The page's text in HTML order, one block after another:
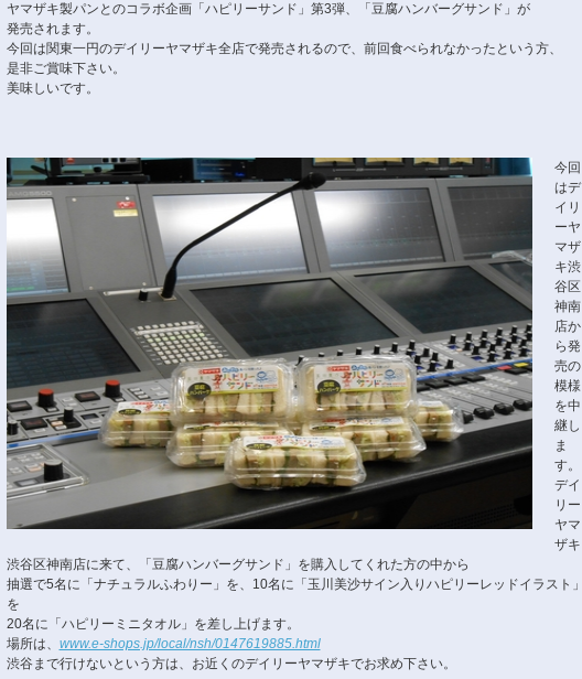
ヤマザキ製パンとのコラボ企画「ハピリーサンド」第3弾、「豆腐ハンバーグサンド」が
発売されます。
今回は関東一円のデイリーヤマザキ全店で発売されるので、前回食べられなかったという方、
是非ご賞味下さい。
美味しいです。
今回
はデ
イリ
ーヤ
マザ
キ渋
谷区
神南
店か
ら発
売の
模様
を中
継し
ま
す。
デイ
リー
ヤマ
ザキ
渋谷区神南店に来て、「豆腐ハンバーグサンド」を購入してくれた方の中から
抽選で5名に「ナチュラルふわりー」を、10名に「玉川美沙サイン入りハピリーレッドイラスト」
を
20名に「ハピリーミニタオル」を差し上げます。
場所は、 www.e-shops.jp/local/nsh/0147619885.html
渋谷まで行けないという方は、お近くのデイリーヤマザキでお求め下さい。